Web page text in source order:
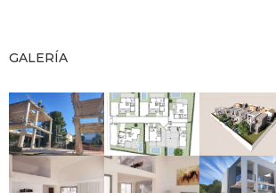
GALERÍA